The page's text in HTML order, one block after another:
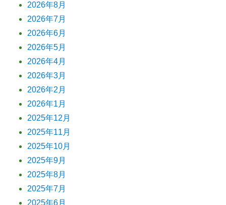
2026年8月
2026年7月
2026年6月
2026年5月
2026年4月
2026年3月
2026年2月
2026年1月
2025年12月
2025年11月
2025年10月
2025年9月
2025年8月
2025年7月
2025年6月